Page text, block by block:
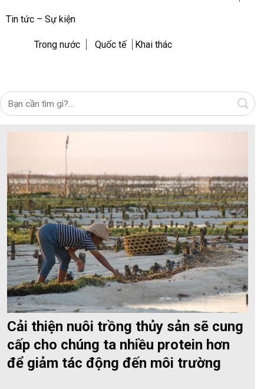
Tin tức – Sự kiện
Trong nước Quốc tế Khai thác
Cải thiện nuôi trồng thủy sản sẽ cung
cấp cho chúng ta nhiều protein hơn
để giảm tác động đến môi trường